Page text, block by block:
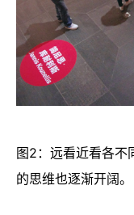
图2：远看近看各不
的思维也逐渐开阔。